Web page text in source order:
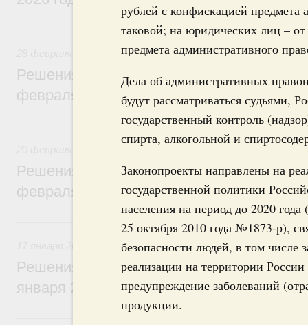
рублей с конфискацией предмета
таковой; на юридических лиц –
предмета административного
Дела об административных
будут рассматриваться судьями,
государственный контроль
спирта, алкогольной и
Законопроекты направлены на
государственной политики
населения на период до 2020
25 октября 2010 года №1873-р),
безопасности людей, в том числе
реализации на территории
предупреждение заболеваний
продукции.
28 февраля, суббота
Решения, принятые на заседании
февраля 2026 года
20 февраля, пятница
Решения, принятые на заседании
февраля 2026 года
17 января, суббота
Решения, принятые на заседании
января 2026 года